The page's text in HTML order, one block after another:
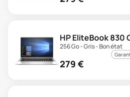
HP EliteBook 830
256 Go - Gris - Bon état
279 €